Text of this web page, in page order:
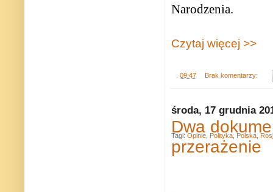
Narodzenia.
Czytaj więcej >>
09:47 Brak komentarzy:
środa, 17 grudnia
Dwa
przerażenie
Tagi: Opinie, Polityka, Polska,